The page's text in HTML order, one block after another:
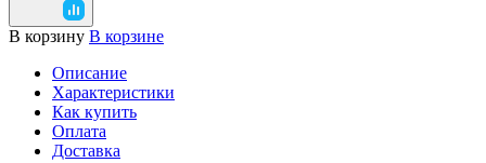
В корзину В корзине
Описание
Характеристики
Как купить
Оплата
Доставка